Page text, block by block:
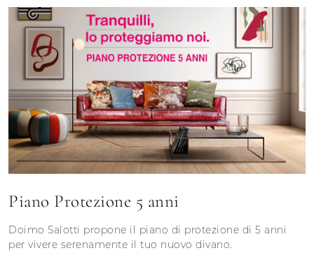
Piano Protezione 5 anni
Doimo Salotti propone il piano di protezione di 5 anni
per vivere serenamente il tuo nuovo divano.